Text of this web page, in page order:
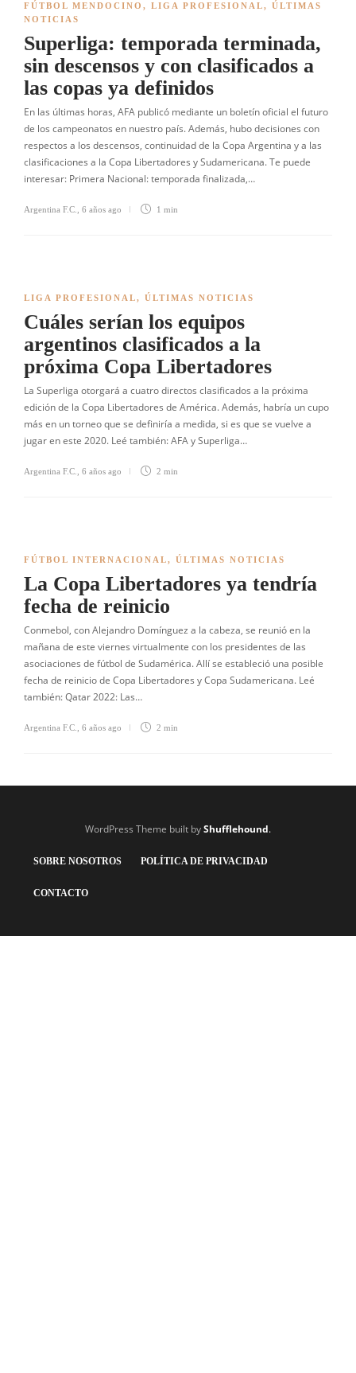
FÚTBOL MENDOCINO , LIGA PROFESIONAL, ÚLTIMAS
NOTICIAS
Superliga: temporada terminada,
sin descensos y con clasificados a
las copas ya definidos
En las últimas horas, AFA publicó mediante un boletín oficial el futuro
de los campeonatos en nuestro país. Además, hubo decisiones con
respectos a los descensos, continuidad de la Copa Argentina y a las
clasificaciones a la Copa Libertadores y Sudamericana. Te puede
interesar: Primera Nacional: temporada finalizada,…
Argentina F.C. 6 años ago 1 min
LIGA PROFESIONAL, ÚLTIMAS NOTICIAS
Cuáles serían los equipos
argentinos clasificados a la
próxima Copa Libertadores
La Superliga otorgará a cuatro directos clasificados a la próxima
edición de la Copa Libertadores de América. Además, habría un cupo
más en un torneo que se definiría a medida, si es que se vuelve a
jugar en este 2020. Leé también: AFA y Superliga…
Argentina F.C. 6 años ago 2 min
FÚTBOL INTERNACIONAL, ÚLTIMAS NOTICIAS
La Copa Libertadores ya tendría
fecha de reinicio
Conmebol, con Alejandro Domínguez a la cabeza, se reunió en la
mañana de este viernes virtualmente con los presidentes de las
asociaciones de fútbol de Sudamérica. Allí se estableció una posible
fecha de reinicio de Copa Libertadores y Copa Sudamericana. Leé
también: Qatar 2022: Las…
Argentina F.C. 6 años ago 2 min
WordPress Theme built byShufflehound.
SOBRE NOSOTROS POLÍTICA DE PRIVACIDAD
CONTACTO